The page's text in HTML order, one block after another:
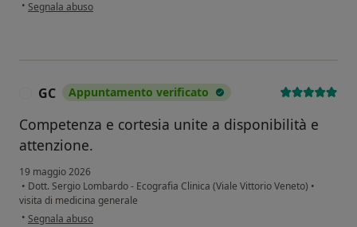
• Segnala abuso
GC Appuntamento verificato
Competenza e cortesia unite a disponibilità e
attenzione.
19 maggio 2026
• Dott. Sergio Lombardo - Ecografia Clinica (Viale Vittorio Veneto) •
visita di medicina generale
• secondo l'opinione dell'utente GC
Segnala abuso